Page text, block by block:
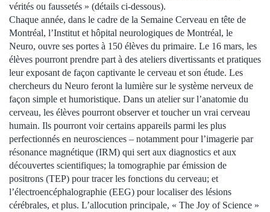
vérités ou faussetés » (détails ci-dessous).
Chaque année, dans le cadre de la Semaine Cerveau en tête de
Montréal, l’Institut et hôpital neurologiques de Montréal, le
Neuro, ouvre ses portes à 150 élèves du primaire. Le 16 mars, les
élèves pourront prendre part à des ateliers divertissants et pratiques
leur exposant de façon captivante le cerveau et son étude. Les
chercheurs du Neuro feront la lumière sur le système nerveux de
façon simple et humoristique. Dans un atelier sur l’anatomie du
cerveau, les élèves pourront observer et toucher un vrai cerveau
humain. Ils pourront voir certains appareils parmi les plus
perfectionnés en neurosciences – notamment pour l’imagerie par
résonance magnétique (IRM) qui sert aux diagnostics et aux
découvertes scientifiques; la tomographie par émission de
positrons (TEP) pour tracer les fonctions du cerveau; et
l’électroencéphalographie (EEG) pour localiser des lésions
cérébrales, et plus. L’allocution principale, « The Joy of Science »